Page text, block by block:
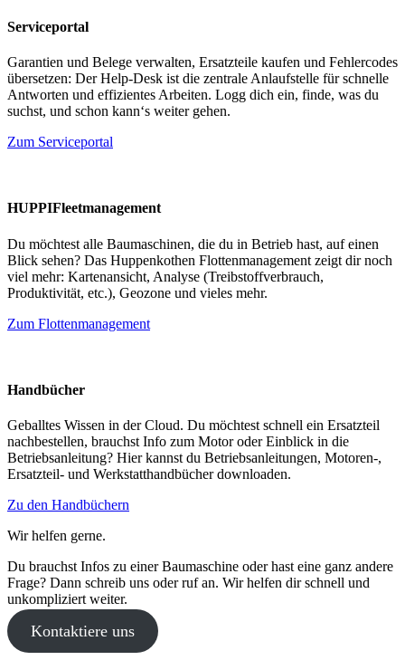
Serviceportal
Garantien und Belege verwalten, Ersatzteile kaufen und Fehlercodes
übersetzen: Der Help-Desk ist die zentrale Anlaufstelle für schnelle
Antworten und effizientes Arbeiten. Logg dich ein, finde, was du
suchst, und schon kann‘s weiter gehen.
Zum Serviceportal
HUPPIFleetmanagement
Du möchtest alle Baumaschinen, die du in Betrieb hast, auf einen
Blick sehen? Das Huppenkothen Flottenmanagement zeigt dir noch
viel mehr: Kartenansicht, Analyse (Treibstoffverbrauch,
Produktivität, etc.), Geozone und vieles mehr.
Zum Flottenmanagement
Handbücher
Geballtes Wissen in der Cloud. Du möchtest schnell ein Ersatzteil
nachbestellen, brauchst Info zum Motor oder Einblick in die
Betriebsanleitung? Hier kannst du Betriebsanleitungen, Motoren-,
Ersatzteil- und Werkstatthandbücher downloaden.
Zu den Handbüchern
Wir helfen gerne.
Du brauchst Infos zu einer Baumaschine oder hast eine ganz andere
Frage? Dann schreib uns oder ruf an. Wir helfen dir schnell und
unkompliziert weiter.
Kontaktiere uns